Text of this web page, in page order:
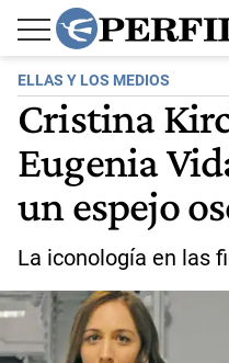
ELLAS Y LOS MEDIOS
Cristina
Eugenia
un espejo
La iconología en las